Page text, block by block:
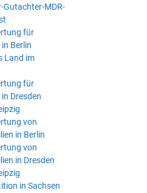
Gutachter-MDR-
für
Berlin
Land im
für
Dresden
von
in Berlin
von
in Dresden
in Sachsen